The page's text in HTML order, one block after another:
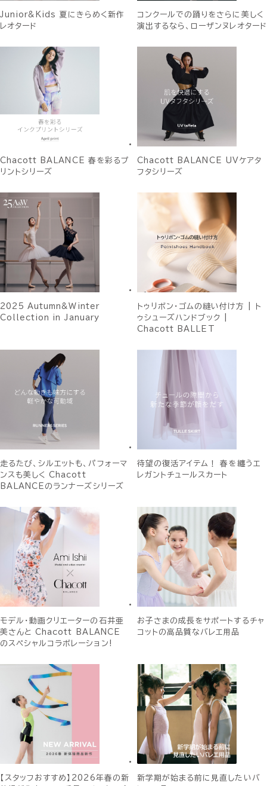
Junior&Kids 夏にきらめく新作
レオタード
コンクールでの踊りをさらに美しく
演出するなら、ローザンヌレオタード
Chacott BALANCE 春を彩るプ
リントシリーズ
Chacott BALANCE UVケアタ
フタシリーズ
2025 Autumn&Winter
Collection in January
トゥリボン・ゴムの縫い付け方 | ト
ゥシューズハンドブック |
Chacott BALLET
走るたび、シルエットも、パフォーマ
ンスも美しく Chacott
BALANCEのランナーズシリーズ
待望の復活アイテム！ 春を纏うエ
レガントチュールスカート
モデル・動画クリエーターの石井亜
美さんと Chacott BALANCE
のスペシャルコラボレーション!
お子さまの成長をサポートするチャ
コットの高品質なバレエ用品
【スタッフおすすめ】2026年春の新
新学期が始まる前に見直したいバ